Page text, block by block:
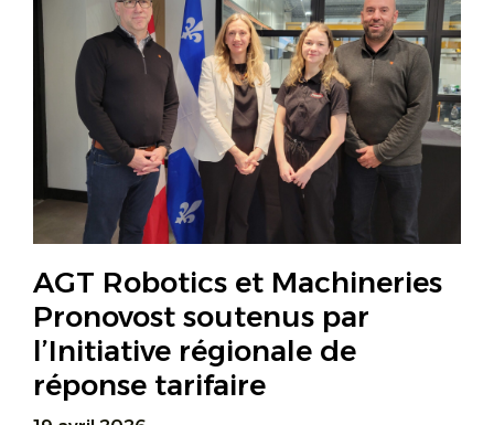
AGT Robotics et Machineries
Pronovost soutenus par
l’Initiative régionale de
réponse tarifaire